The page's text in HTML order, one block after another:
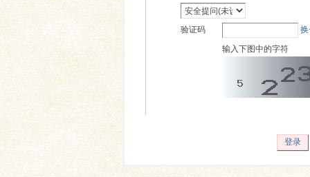
验证码
输入下图中的字符
登录